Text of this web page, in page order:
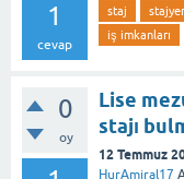
1
cevap
staj stajyer
iş imkanları
0
oy
Lise
stajı
12 Temmuz
HurAmiral17